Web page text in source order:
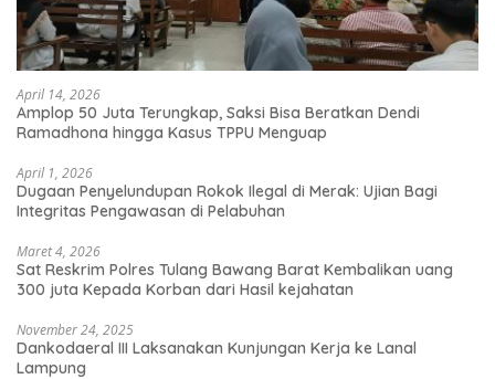
April 14, 2026
Amplop 50 Juta Terungkap, Saksi Bisa Beratkan Dendi
Ramadhona hingga Kasus TPPU Menguap
April 1, 2026
Dugaan Penyelundupan Rokok Ilegal di Merak: Ujian Bagi
Integritas Pengawasan di Pelabuhan
Maret 4, 2026
Sat Reskrim Polres Tulang Bawang Barat Kembalikan uang
300 juta Kepada Korban dari Hasil kejahatan
November 24, 2025
Dankodaeral III Laksanakan Kunjungan Kerja ke Lanal
Lampung